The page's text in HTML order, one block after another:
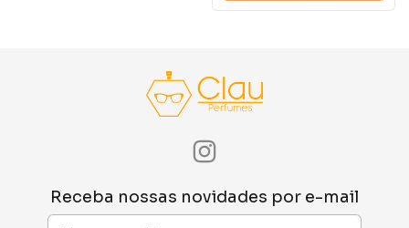
Receba nossas novidades por e-mail